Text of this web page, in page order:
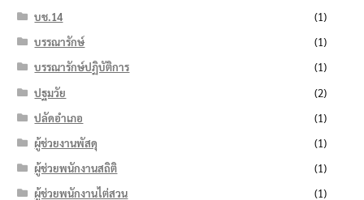
บช.14
(1)
บรรณารักษ์
(1)
บรรณารักษ์ปฏิบัติการ
(1)
ปฐมวัย
(2)
ปลัดอำเภอ
(1)
ผู้ช่วยงานพัสดุ
(1)
ผู้ช่วยพนักงานสถิติ
(1)
ผู้ช่วยพนักงานไต่สวน
(1)